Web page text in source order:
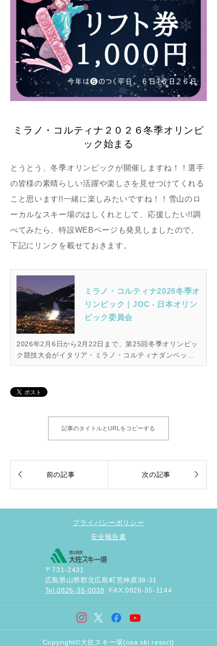
ミラノ・コルティナ２０２６冬季オリンピ
ック始まる
とうとう、冬季オリンピックが開催しますね！！選手
の皆様の素晴らしい活躍や楽しさを見せつけてくれる
こと思います!!一緒に楽しみたいですね！！雪山のロ
ーカルなスキー場のはしくれとして、応援したい!!調
べてみたら、特設WEBページも発見しましたので、
下記にリンクを載せておきます。
ミラノ・コルティナ2026冬季オ
リンピック｜JOC - 日本オリン
ピック委員会
2026年2月6日から2月22日まで、第25回冬季オリンピッ
ク競技大会がイタリア・ミラノ・コルティナダンペッツ
オで開催されます。
記事のタイトルとURLをコピーする
 前の記事 次の記事 
プライバシーポリシー
安全報告書
〒731-2431
広島県山県郡北広島町荒神原38-31
Tel.0826-35-0038
FAX.0826-35-1144
Copyright©大佐スキー場(osa ski resort)